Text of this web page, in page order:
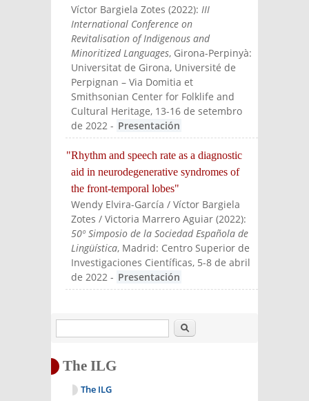
Víctor Bargiela Zotes (2022): III
International Conference on
Revitalisation of Indigenous and
Minoritized Languages, Girona-Perpinyà:
Universitat de Girona, Université de
Perpignan – Via Domitia et
Smithsonian Center for Folklife and
Cultural Heritage, 13-16 de setembro
de 2022 - Presentación
"Rhythm and speech rate as a diagnostic
aid in neurodegenerative syndromes of
the front-temporal lobes"
Wendy Elvira-García / Víctor Bargiela
Zotes / Victoria Marrero Aguiar(2022):
50º Simposio de la Sociedad Española de
Lingüística, Madrid: Centro Superior de
Investigaciones Científicas, 5-8 de abril
de 2022 - Presentación
Search
The ILG
The ILG